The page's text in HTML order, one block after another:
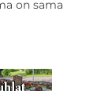
on sama